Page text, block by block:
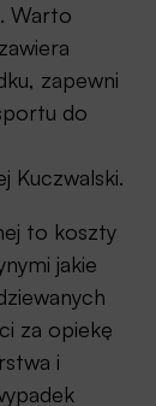
Warto
zapewni
do
Kuczwalski.
to koszty
jakie
za opiekę
i